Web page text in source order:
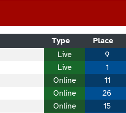
Type Place
Live 9
Live 1
Online 11
Online 26
Online 15